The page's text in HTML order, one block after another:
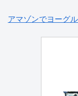
アマゾンでヨーグ